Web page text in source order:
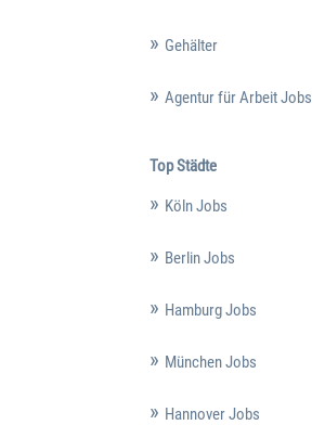
Gehälter
Agentur für Arbeit Jobs
Top Städte
Köln Jobs
Berlin Jobs
Hamburg Jobs
München Jobs
Hannover Jobs